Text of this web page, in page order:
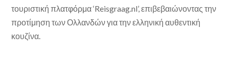
τουριστική πλατφόρμα ‘Reisgraag.nl’, επιβεβαιώνοντας την
προτίμηση των Ολλανδών για την ελληνική αυθεντική
κουζίνα.